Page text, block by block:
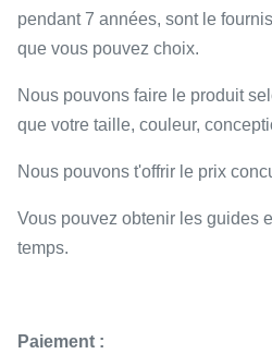
pendant 7 années, sont le
que vous pouvez choix.
Nous pouvons faire le produit
que votre taille, couleur,
Nous pouvons t'offrir le prix
Vous pouvez obtenir les guides
temps.
Paiement :